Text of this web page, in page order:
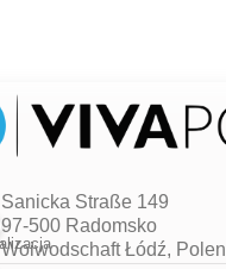
Sanicka Straße 149
97-500 Radomsko
Woiwodschaft Łódź, Polen